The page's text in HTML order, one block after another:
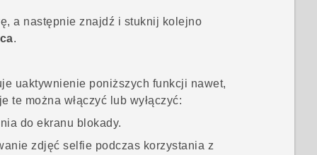
a następnie znajdź i stuknij kolejno
.
uaktywnienie poniższych funkcji nawet,
te można włączyć lub wyłączyć:
do ekranu blokady.
zdjęć selfie podczas korzystania z